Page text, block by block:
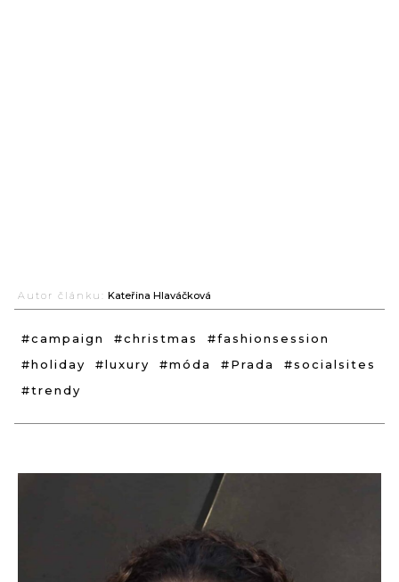
Autor článku: Kateřina Hlaváčková
#campaign #christmas
#fashionsession
#holiday
#luxury #móda #Prada
#socialsites
#trendy